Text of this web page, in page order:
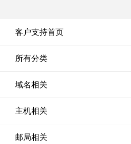
客户支持首页
所有分类
域名相关
主机相关
邮局相关